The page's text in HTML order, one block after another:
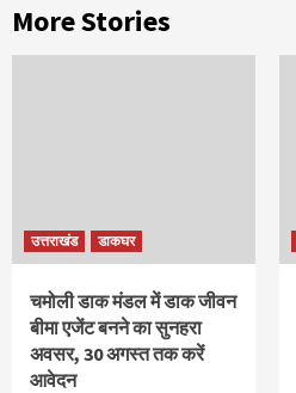
More Stories
उत्तराखंड डाकघर
चमोली डाक मंडल में डाक जीवन
बीमा एजेंट बनने का सुनहरा
अवसर, 30 अगस्त तक करें
आवेदन